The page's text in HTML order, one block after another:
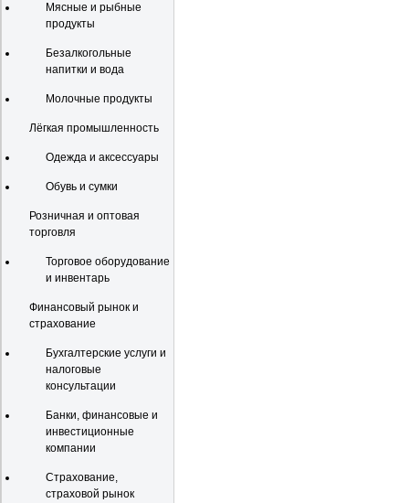
Мясные и рыбные
продукты
Безалкогольные
напитки и вода
Молочные продукты
Лёгкая промышленность
Одежда и аксессуары
Обувь и сумки
Розничная и оптовая
торговля
Торговое оборудование
и инвентарь
Финансовый рынок и
страхование
Бухгалтерские услуги и
налоговые
консультации
Банки, финансовые и
инвестиционные
компании
Страхование,
страховой рынок